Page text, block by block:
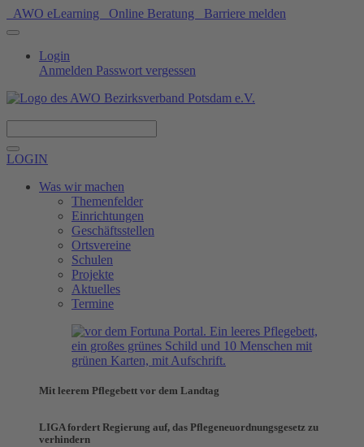
AWO eLearning Online Beratung Barriere melden
Login
Anmelden Passwort vergessen
LOGIN
Was wir machen
Themenfelder
Einrichtungen
Geschäftsstellen
Ortsvereine
Schulen
Projekte
Aktuelles
Termine
Mit leerem Pflegebett vor dem Landtag
LIGA fordert Regierung auf, das Pflegeneuordnungsgesetz zu
verhindern